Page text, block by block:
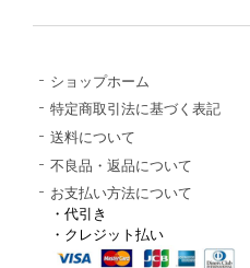
ショップホーム
特定商取引法に基づく表記
送料について
不良品・返品について
お支払い方法について
・代引き
・クレジット払い